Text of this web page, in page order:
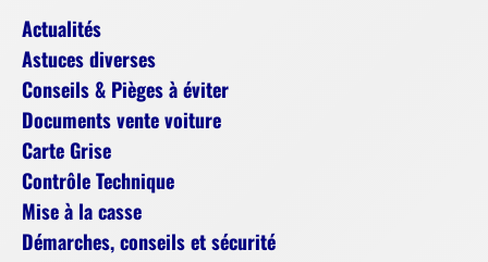
Actualités
Astuces diverses
Conseils & Pièges à éviter
Documents vente voiture
Carte Grise
Contrôle Technique
Mise à la casse
Démarches, conseils et sécurité